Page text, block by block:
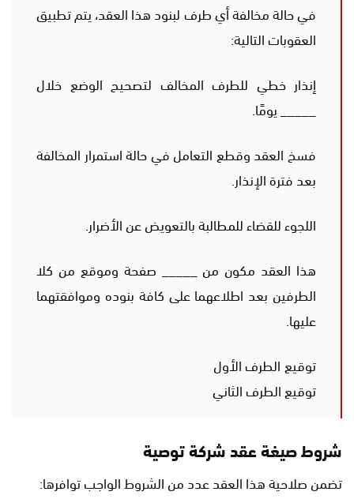
في حالة مخالفة أي طرف لبنود هذا العقد، يتم تطبيق
العقوبات التالية:
إنذار خطي للطرف المخالف لتصحيح الوضع خلال
_____ يومًا.
فسخ العقد وقطع التعامل في حالة استمرار المخالفة
بعد فترة الإنذار.
اللجوء للقضاء للمطالبة بالتعويض عن الأضرار.
هذا العقد مكون من _____ صفحة وموقع من كلا
الطرفين بعد اطلاعهما على كافة بنوده وموافقتهما
عليها.
توقيع الطرف الأول
توقيع الطرف الثاني
شروط صيغة عقد شركة توصية
تضمن صلاحية هذا العقد عدد من الشروط الواجب توافرها: